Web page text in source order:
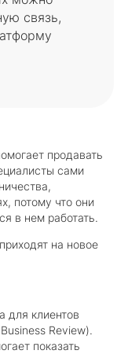
связь,
продавать
сами
потому что они
в нем работать.
на новое
для клиентов
Review).
показать